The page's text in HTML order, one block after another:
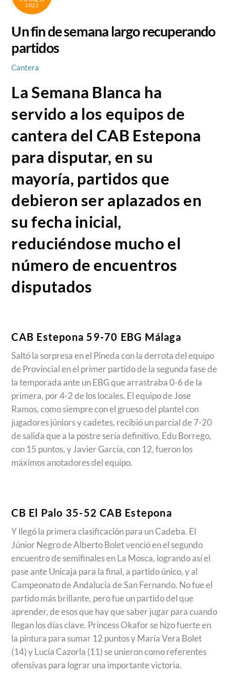
2022
Un fin de semana largo recuperando
partidos
Cantera
La Semana Blanca ha
servido a los equipos de
cantera del CAB Estepona
para disputar, en su
mayoría, partidos que
debieron ser aplazados en
su fecha inicial,
reduciéndose mucho el
número de encuentros
disputados
CAB Estepona 59-70 EBG Málaga
Saltó la sorpresa en el Pineda con la derrota del equipo
de Provincial en el primer partido de la segunda fase de
la temporada ante un EBG que arrastraba 0-6 de la
primera, por 4-2 de los locales. El equipo de Jose
Ramos, como siempre con el grueso del plantel con
jugadores júniors y cadetes, recibió un parcial de 7-20
de salida que a la postre sería definitivo. Edu Borrego,
con 15 puntos, y Javier García, con 12, fueron los
máximos anotadores del equipo.
CB El Palo 35-52 CAB Estepona
Y llegó la primera clasificación para un Cadeba. El
Júnior Negro de Alberto Bolet venció en el segundo
encuentro de semifinales en La Mosca, logrando así el
pase ante Unicaja para la final, a partido único, y al
Campeonato de Andalucía de San Fernando. No fue el
partido más brillante, pero fue un partido del que
aprender, de esos que hay que saber jugar para cuando
llegan los días clave. Princess Okafor se hizo fuerte en
la pintura para sumar 12 puntos y María Vera Bolet
(14) y Lucía Cazorla (11) se unieron como referentes
ofensivas para lograr una importante victoria.